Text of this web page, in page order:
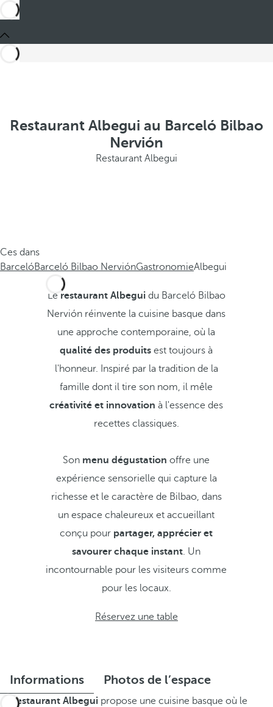
Restaurant Albegui au Barceló Bilbao
Nervión
Restaurant Albegui
Ces dans
BarcelóBarceló Bilbao NerviónGastronomieAlbegui
Le restaurant Albeguidu Barceló Bilbao
Nervión réinvente la cuisine basque dans
une approche contemporaine, où la
qualité des produits est toujours à
l'honneur. Inspiré par la tradition de la
famille dont il tire son nom, il mêle
créativité et innovation à l'essence des
recettes classiques.
Son menu dégustation offre une
expérience sensorielle qui capture la
richesse et le caractère de Bilbao, dans
un espace chaleureux et accueillant
conçu pour partager, apprécier et
savourer chaque instant. Un
incontournable pour les visiteurs comme
pour les locaux.
Réservez une table
Informations Photos de l’espace
restaurant Albegui propose une cuisine basque où le